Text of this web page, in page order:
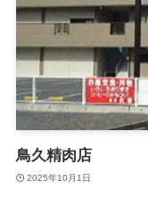
鳥久精肉店
2025年10月1日